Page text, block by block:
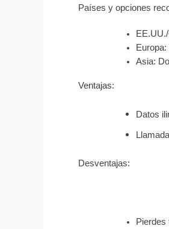
Países y opciones
Asia:
Ventajas:
Datos
Desventajas: